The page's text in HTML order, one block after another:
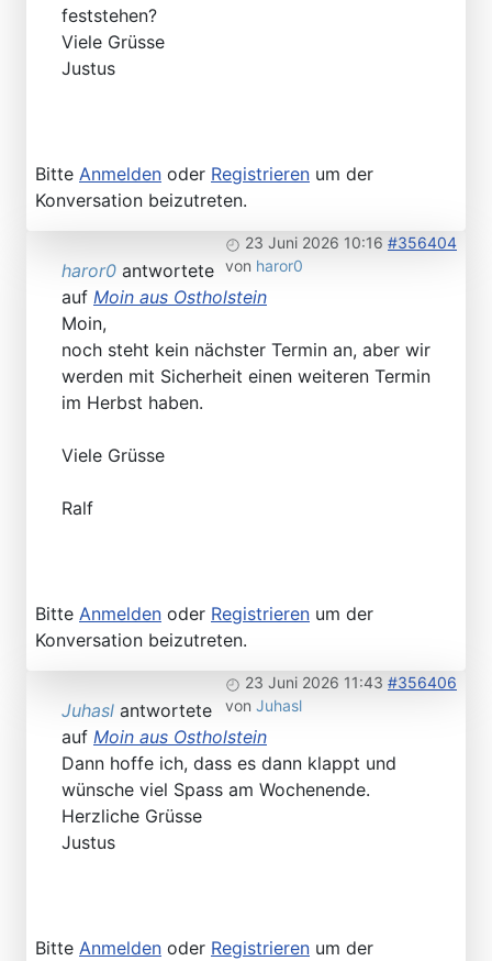
feststehen?
Viele Grüsse
Justus
Bitte Anmelden oder Registrieren um der
Konversation beizutreten.
23 Juni 2026 10:16 #356404
von haror0
haror0 antwortete
auf Moin aus Ostholstein
Moin,
noch steht kein nächster Termin an, aber wir
werden mit Sicherheit einen weiteren Termin
im Herbst haben.
Viele Grüsse
Ralf
Bitte Anmelden oder Registrieren um der
Konversation beizutreten.
23 Juni 2026 11:43 #356406
von Juhasl
Juhasl antwortete
auf Moin aus Ostholstein
Dann hoffe ich, dass es dann klappt und
wünsche viel Spass am Wochenende.
Herzliche Grüsse
Justus
Bitte Anmelden oder Registrieren um der